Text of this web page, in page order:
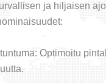
ja hiljaisen
Optimoitu